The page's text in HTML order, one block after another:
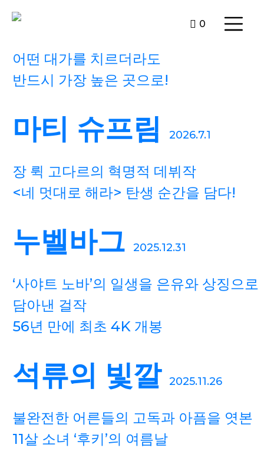
0
어떤 대가를 치르더라도
반드시 가장 높은 곳으로!
마티 슈프림 2026.7.1
장 뤽 고다르의 혁명적 데뷔작
<네 멋대로 해라> 탄생 순간을 담다!
누벨바그 2025.12.31
‘사야트 노바’의 일생을 은유와 상징으로
담아낸 걸작
56년 만에 최초 4K 개봉
석류의 빛깔 2025.11.26
불완전한 어른들의 고독과 아픔을 엿본
11살 소녀 ‘후키’의 여름날